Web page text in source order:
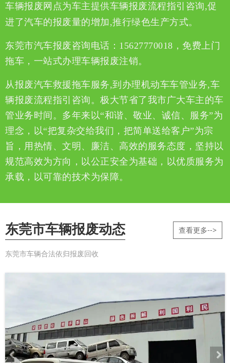
车辆报废网点为车主提供车辆报废流程指引咨询,促
进了汽车的报废量的增加,推行绿色生产方式。
东莞市汽车报废咨询电话：15627770018，免费上门
拖车，一站式办理车辆报废注销。
从报废汽车救援拖车服务,到办理机动车车管业务,车
辆报废流程指引咨询。极大节省了我市广大车主的车
管业务时间。多年来以“和谐、敬业、诚信、服务”为
理念，以“把复杂交给我们，把简单送给客户”为宗
旨，用热情、文明、廉洁、高效的服务态度，坚持以
规范高效为方向，以公正安全为基础，以优质服务为
承载，以可靠的技术为保障。
东莞市车辆报废动态
东莞市车辆合法依归报废回收
查看更多-->